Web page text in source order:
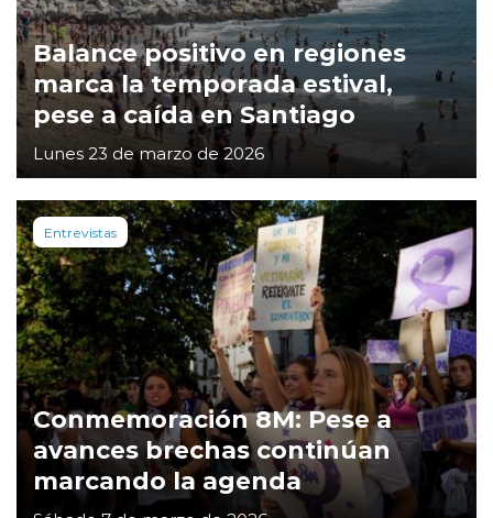
Balance positivo en regiones
marca la temporada estival,
pese a caída en Santiago
Lunes 23 de marzo de 2026
Entrevistas
Conmemoración 8M: Pese a
avances brechas continúan
marcando la agenda